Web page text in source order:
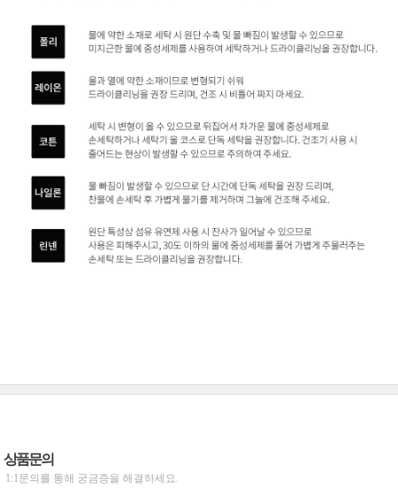
상품문의
1:1문의를 통해 궁금증을 해결하세요.